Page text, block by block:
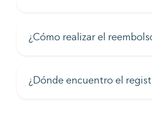
¿Cómo realizar el
¿Dónde encuentro el